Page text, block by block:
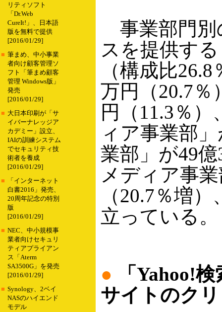
リティソフト
「Dr.Web
CureIt!」、日本語
版を無料で提供
[2016/01/29]
■ 筆まめ、中小事業
者向け顧客管理ソ
フト「筆まめ顧客
管理 Windows版」
発売
[2016/01/29]
■ 大日本印刷が「サ
イバーナレッジア
カデミー」設立、
IAIの訓練システム
でセキュリティ技
術者を養成
[2016/01/29]
■
「インターネット
白書2016」発売、
20周年記念の特別
版
[2016/01/29]
■ NEC、中小規模事
業者向けセキュリ
ティアプライアン
ス「Aterm
SA3500G」を発売
[2016/01/29]
■ Synology、2ベイ
NASのハイエンド
モデル
事業部門別
スを提供す
（構成比
万円（20.7％
円（11.3％
ィア事業部
業部」が49
メディア事
（20.7％増
立っている。
● 「Yahoo!
サイトのク